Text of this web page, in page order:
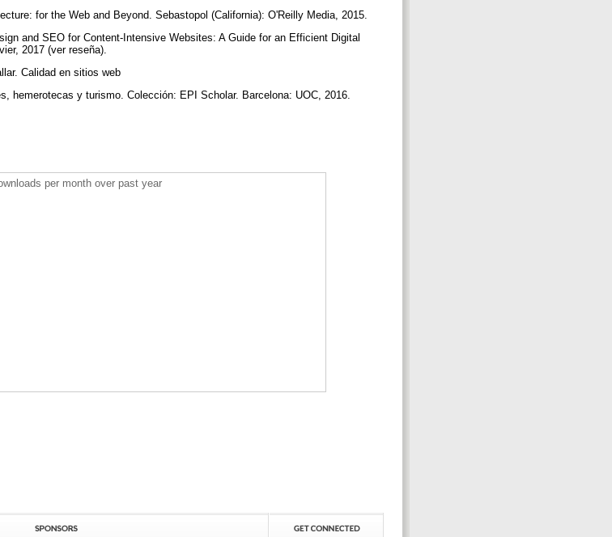
for the Web and Beyond. Sebastopol (California): O'Reilly Media, 2015.
and SEO for Content-Intensive Websites: A Guide for an Efficient Digital
2017 (ver reseña).
Calidad en sitios web
hemerotecas y turismo. Colección: EPI Scholar. Barcelona: UOC, 2016.
per month over past year